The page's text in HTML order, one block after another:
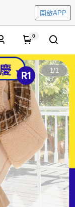
開啟APP
0
1/1